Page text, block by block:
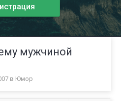
мужчиной
в Юмор